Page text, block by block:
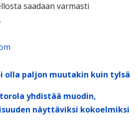
saadaan varmasti
olla paljon muutakin kuin tylsä
yhdistää muodin,
näyttäviksi kokoelmiksi